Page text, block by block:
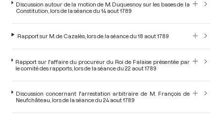
Discussion autour de la motion de M. Duquesnoy sur les bases de la
Constitution, lors de la séance du 14 aout 1789
Rapport sur M. de Cazalès, lors de la séance du 18 aout 1789
Rapport sur l'affaire du procureur du Roi de Falaise présentée par
le comité des rapports, lors de la séance du 22 aout 1789
Discussion concernant l'arrestation arbitraire de M. François de
Neufchâteau, lors de la séance du 24 aout 1789